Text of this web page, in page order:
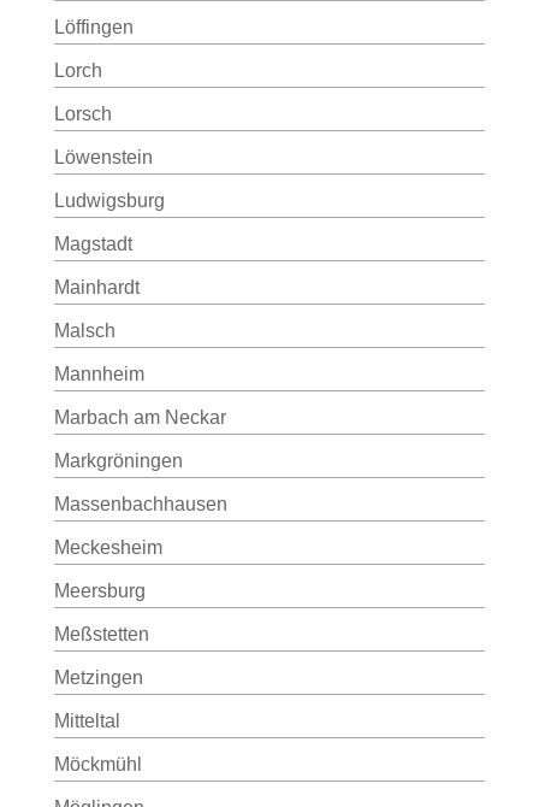
Löffingen
Lorch
Lorsch
Löwenstein
Ludwigsburg
Magstadt
Mainhardt
Malsch
Mannheim
Marbach am Neckar
Markgröningen
Massenbachhausen
Meckesheim
Meersburg
Meßstetten
Metzingen
Mitteltal
Möckmühl